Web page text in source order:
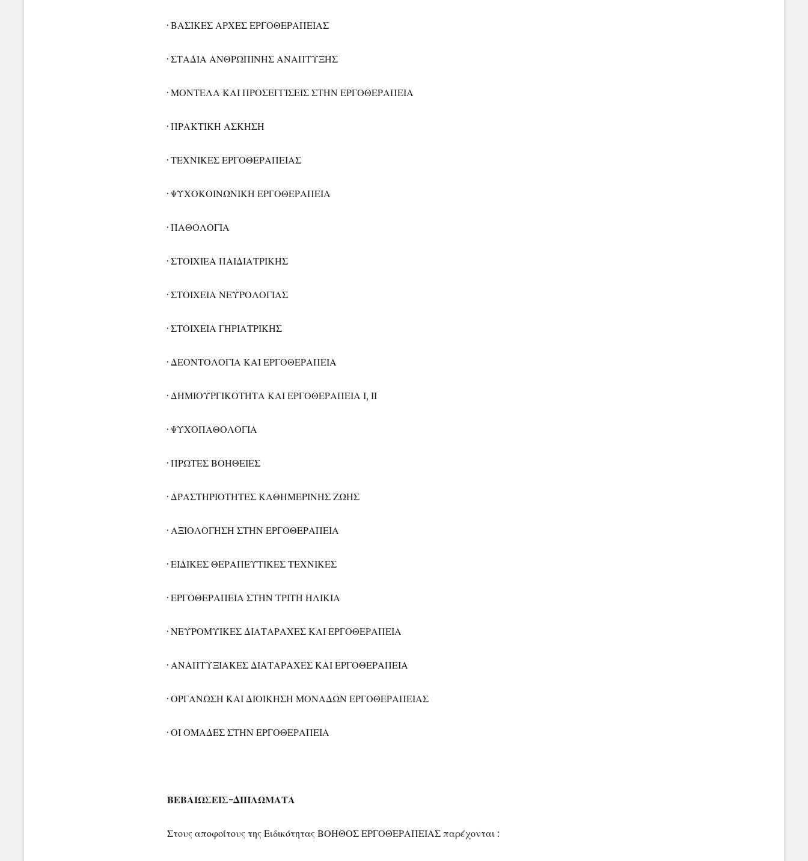
· ΒΑΣΙΚΕΣ ΑΡΧΕΣ ΕΡΓΟΘΕΡΑΠΕΙΑΣ
· ΣΤΑΔΙΑ ΑΝΘΡΩΠΙΝΗΣ ΑΝΑΠΤΥΞΗΣ
· ΜΟΝΤΕΛΑ ΚΑΙ ΠΡΟΣΕΓΓΙΣΕΙΣ ΣΤΗΝ ΕΡΓΟΘΕΡΑΠΕΙΑ
· ΠΡΑΚΤΙΚΗ ΑΣΚΗΣΗ
· ΤΕΧΝΙΚΕΣ ΕΡΓΟΘΕΡΑΠΕΙΑΣ
· ΨΥΧΟΚΟΙΝΩΝΙΚΗ ΕΡΓΟΘΕΡΑΠΕΙΑ
· ΠΑΘΟΛΟΓΙΑ
· ΣΤΟΙΧΙΕΑ ΠΑΙΔΙΑΤΡΙΚΗΣ
· ΣΤΟΙΧΕΙΑ ΝΕΥΡΟΛΟΓΙΑΣ
· ΣΤΟΙΧΕΙΑ ΓΗΡΙΑΤΡΙΚΗΣ
· ΔΕΟΝΤΟΛΟΓΙΑ ΚΑΙ ΕΡΓΟΘΕΡΑΠΕΙΑ
· ΔΗΜΙΟΥΡΓΙΚΟΤΗΤΑ ΚΑΙ ΕΡΓΟΘΕΡΑΠΕΙΑ Ι, ΙΙ
· ΨΥΧΟΠΑΘΟΛΟΓΙΑ
· ΠΡΩΤΕΣ ΒΟΗΘΕΙΕΣ
· ΔΡΑΣΤΗΡΙΟΤΗΤΕΣ ΚΑΘΗΜΕΡΙΝΗΣ ΖΩΗΣ
· ΑΞΙΟΛΟΓΗΣΗ ΣΤΗΝ ΕΡΓΟΘΕΡΑΠΕΙΑ
· ΕΙΔΙΚΕΣ ΘΕΡΑΠΕΥΤΙΚΕΣ ΤΕΧΝΙΚΕΣ
· ΕΡΓΟΘΕΡΑΠΕΙΑ ΣΤΗΝ ΤΡΙΤΗ ΗΛΙΚΙΑ
· ΝΕΥΡΟΜΥΙΚΕΣ ΔΙΑΤΑΡΑΧΕΣ ΚΑΙ ΕΡΓΟΘΕΡΑΠΕΙΑ
· ΑΝΑΠΤΥΞΙΑΚΕΣ ΔΙΑΤΑΡΑΧΕΣ ΚΑΙ ΕΡΓΟΘΕΡΑΠΕΙΑ
· ΟΡΓΑΝΩΣΗ ΚΑΙ ΔΙΟΙΚΗΣΗ ΜΟΝΑΔΩΝ ΕΡΓΟΘΕΡΑΠΕΙΑΣ
· ΟΙ ΟΜΑΔΕΣ ΣΤΗΝ ΕΡΓΟΘΕΡΑΠΕΙΑ
ΒΕΒΑΙΩΣΕΙΣ-ΔΙΠΛΩΜΑΤΑ
Στους αποφοίτους της Ειδικότητας ΒΟΗΘΟΣ ΕΡΓΟΘΕΡΑΠΕΙΑΣ παρέχονται :